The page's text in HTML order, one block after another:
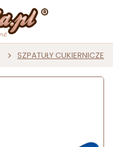
SZPATUŁY CUKIERNICZE